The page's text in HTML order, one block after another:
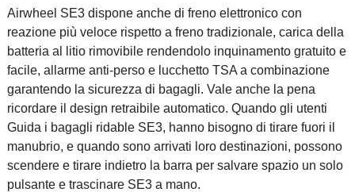
Airwheel SE3 dispone anche di freno elettronico con
reazione più veloce rispetto a freno tradizionale, carica della
batteria al litio rimovibile rendendolo inquinamento gratuito e
facile, allarme anti-perso e lucchetto TSA a combinazione
garantendo la sicurezza di bagagli. Vale anche la pena
ricordare il design retraibile automatico. Quando gli utenti
Guida i bagagli ridable SE3, hanno bisogno di tirare fuori il
manubrio, e quando sono arrivati loro destinazioni, possono
scendere e tirare indietro la barra per salvare spazio un solo
pulsante e trascinare SE3 a mano.